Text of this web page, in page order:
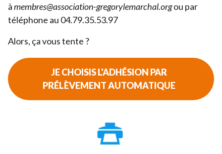
àmembres@​association-​gregorylemarchal.​orgou par
téléphone au 04.79.35.53.97
Alors, ça vous tente ?
JE CHOISIS L'ADHÉSION PAR
PRÉLÈVEMENT AUTOMATIQUE